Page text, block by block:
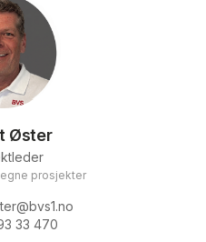
Øster
prosjekter
33 470